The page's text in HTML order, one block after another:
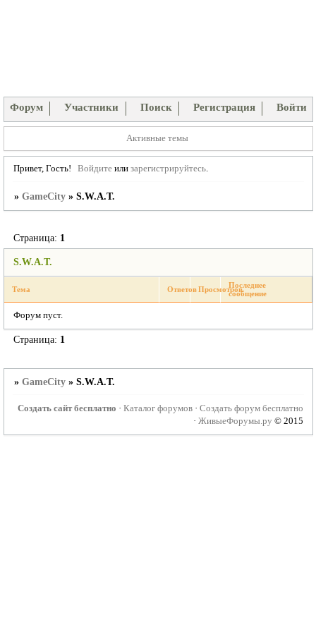
Форум Участники Поиск Регистрация Войти
Активные темы
Привет, Гость! Войдитеили зарегистрируйтесь.
» GameCity » S.W.A.T.
S.W.A.T.
Страница: 1
Тема ОтветовПросмотровПоследнее
сообщение
Форум пуст.
Страница: 1
» GameCity » S.W.A.T.
Создать сайт бесплатно ·Каталог форумов ·Создать форум бесплатно
·ЖивыеФорумы.ру © 2015